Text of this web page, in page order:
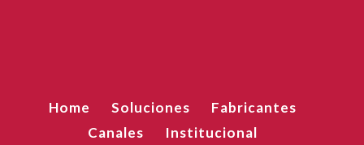
Home Soluciones
Fabricantes
Canales
Institucional